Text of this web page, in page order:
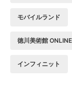
モバイルランド
徳川美術館
インフィニット